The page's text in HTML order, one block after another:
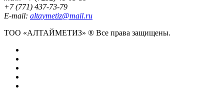
+7 (771) 437-73-79
E-mail: altaymetiz@mail.ru
ТОО «АЛТАЙМЕТИЗ» ® Все права защищены.